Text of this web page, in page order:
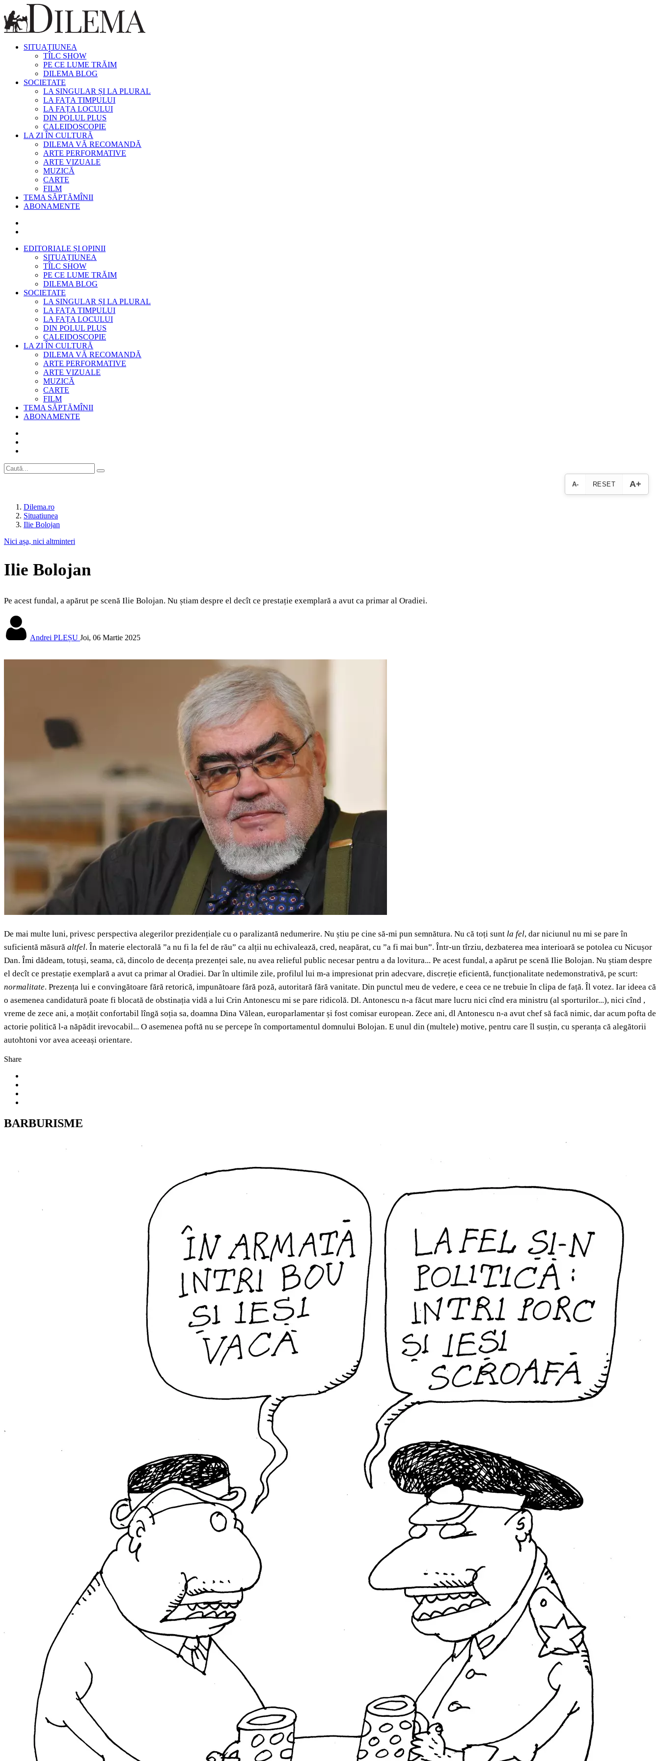
SITUAȚIUNEA
TÎLC SHOW
PE CE LUME TRĂIM
DILEMA BLOG
SOCIETATE
LA SINGULAR ȘI LA PLURAL
LA FAȚA TIMPULUI
LA FAȚA LOCULUI
DIN POLUL PLUS
CALEIDOSCOPIE
LA ZI ÎN CULTURĂ
DILEMA VĂ RECOMANDĂ
ARTE PERFORMATIVE
ARTE VIZUALE
MUZICĂ
CARTE
FILM
TEMA SĂPTĂMÎNII
ABONAMENTE
EDITORIALE ȘI OPINII
SITUAȚIUNEA
TÎLC SHOW
PE CE LUME TRĂIM
DILEMA BLOG
SOCIETATE
LA SINGULAR ȘI LA PLURAL
LA FAȚA TIMPULUI
LA FAȚA LOCULUI
DIN POLUL PLUS
CALEIDOSCOPIE
LA ZI ÎN CULTURĂ
DILEMA VĂ RECOMANDĂ
ARTE PERFORMATIVE
ARTE VIZUALE
MUZICĂ
CARTE
FILM
TEMA SĂPTĂMÎNII
ABONAMENTE
A- RESET A+
Dilema.ro
Situatiunea
Ilie Bolojan
Nici așa, nici altminteri
Ilie Bolojan
Pe acest fundal, a apărut pe scenă Ilie Bolojan. Nu știam despre el decît ce prestație exemplară a avut ca primar al Oradiei.
Andrei PLEȘU Joi, 06 Martie 2025
De mai multe luni, privesc perspectiva alegerilor prezidențiale cu o paralizantă nedumerire. Nu știu pe cine să-mi pun semnătura. Nu că toți sunt la fel, dar niciunul nu mi se pare în
suficientă măsură altfel. În materie electorală ”a nu fi la fel de rău” ca alții nu echivalează, cred, neapărat, cu ”a fi mai bun”. Într-un tîrziu, dezbaterea mea interioară se potolea cu Nicușor
Dan. Îmi dădeam, totuși, seama, că, dincolo de decența prezenței sale, nu avea relieful public necesar pentru a da lovitura... Pe acest fundal, a apărut pe scenă Ilie Bolojan. Nu știam despre
el decît ce prestație exemplară a avut ca primar al Oradiei. Dar în ultimile zile, profilul lui m-a impresionat prin adecvare, discreție eficientă, funcționalitate nedemonstrativă, pe scurt:
normalitate. Prezența lui e convingătoare fără retorică, impunătoare fără poză, autoritară fără vanitate. Din punctul meu de vedere, e ceea ce ne trebuie în clipa de față. Îl votez. Iar ideea că
o asemenea candidatură poate fi blocată de obstinația vidă a lui Crin Antonescu mi se pare ridicolă. Dl. Antonescu n-a făcut mare lucru nici cînd era ministru (al sporturilor...), nici cînd ,
vreme de zece ani, a moțăit confortabil lîngă soția sa, doamna Dina Vălean, europarlamentar și fost comisar european. Zece ani, dl Antonescu n-a avut chef să facă nimic, dar acum pofta de
actorie politică l-a năpădit irevocabil... O asemenea poftă nu se percepe în comportamentul domnului Bolojan. E unul din (multele) motive, pentru care îl susțin, cu speranța că alegătorii
autohtoni vor avea aceeași orientare.
Share
BARBURISME